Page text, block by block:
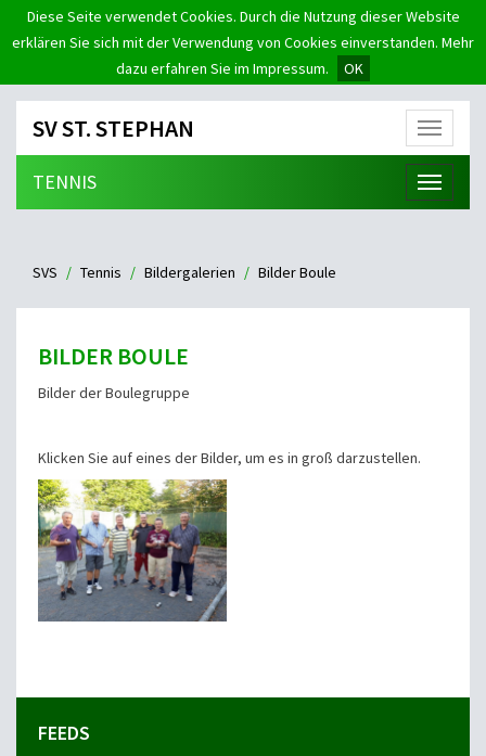
Diese Seite verwendet Cookies. Durch die Nutzung dieser Website
erklären Sie sich mit der Verwendung von Cookies einverstanden. Mehr
dazu erfahren Sie im Impressum.
OK
Menü
SV ST. STEPHAN
Menü
TENNIS
SVS Tennis Bildergalerien Bilder Boule
BILDER BOULE
Bilder der Boulegruppe
Klicken Sie auf eines der Bilder, um es in groß darzustellen.
FEEDS